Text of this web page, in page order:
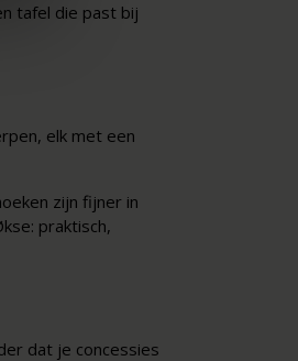
tafel die past bij
elk met een
zijn fijner in
praktisch,
dat je concessies